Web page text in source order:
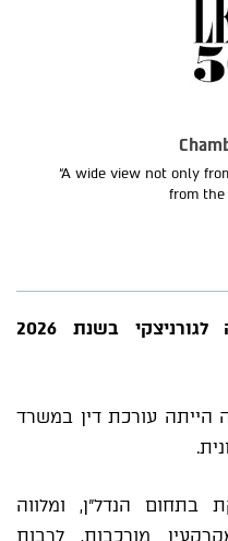
“A wide view not only
from the
טליה פרידמן גלנטי הצטרפה לגורניצקי בשנת 2026
הייתה עורכת דין במשרד
בתחום הנדל"ן, ומלווה
מורכבות, לרבות